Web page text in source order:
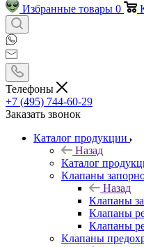
Избранные товары 0
Телефоны
+7 (495) 744-60-29
Заказать звонок
Каталог продукции
Назад
Каталог
Клапаны
Назад
Клапаны
Клапаны
Клапаны
Клапаны